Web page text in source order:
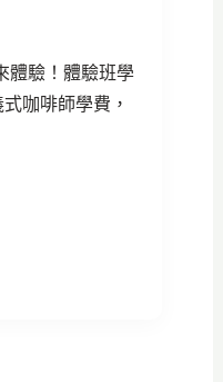
體驗！體驗班學
咖啡師學費，